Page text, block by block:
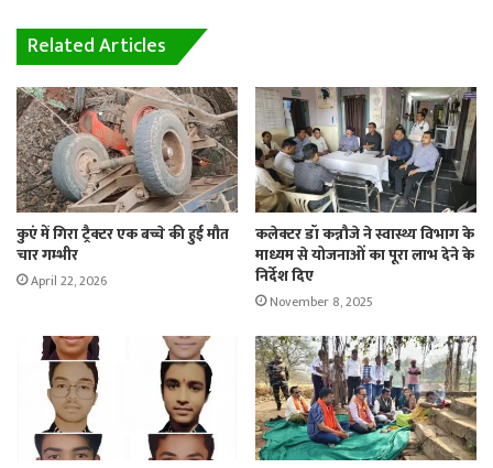
Related Articles
कुएं में गिरा ट्रैक्टर एक बच्चे की हुई मौत
चार गम्भीर
April 22, 2026
कलेक्टर डॉ कन्नौजे ने स्वास्थ्य विभाग के
माध्यम से योजनाओं का पूरा लाभ देने के
निर्देश दिए
November 8, 2025